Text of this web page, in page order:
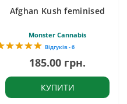
Afghan Kush feminised
Monster Cannabis
Відгуків - 6
185.00 грн.
КУПИТИ